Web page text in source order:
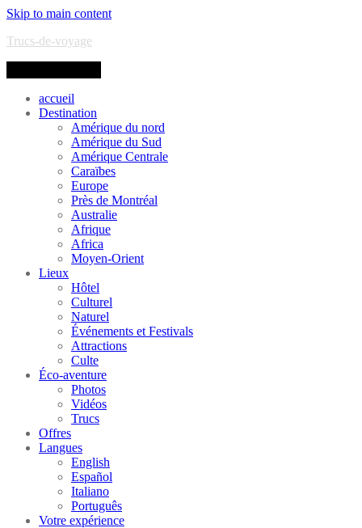
Skip to main content
Trucs-de-voyage
accueil
Destination
Amérique du nord
Amérique du Sud
Amérique Centrale
Caraïbes
Europe
Près de Montréal
Australie
Afrique
Africa
Moyen-Orient
Lieux
Hôtel
Culturel
Naturel
Événements et Festivals
Attractions
Culte
Éco-aventure
Photos
Vidéos
Trucs
Offres
Langues
English
Español
Italiano
Português
Votre expérience